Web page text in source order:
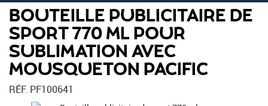
BOUTEILLE PUBLICITAIRE DE
SPORT 770 ML POUR
SUBLIMATION AVEC
MOUSQUETON PACIFIC
RÉF. PF100641